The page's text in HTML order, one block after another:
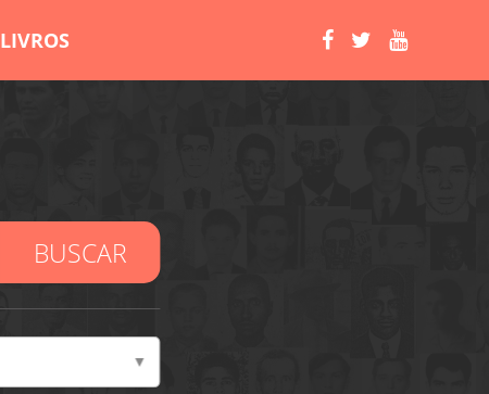
LIVROS
BUSCAR